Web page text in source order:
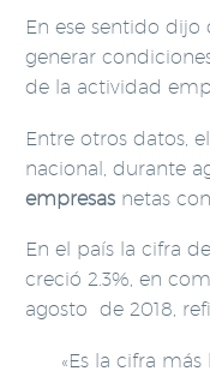
En ese sentido dijo
generar
de la actividad
Entre otros datos,
nacional, durante
empresas netas
En el país la cifra
creció 2.3%, en
agosto de 2018,
«Es la cifra